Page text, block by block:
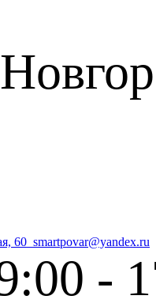
60 smartpovar@yandex.ru
-